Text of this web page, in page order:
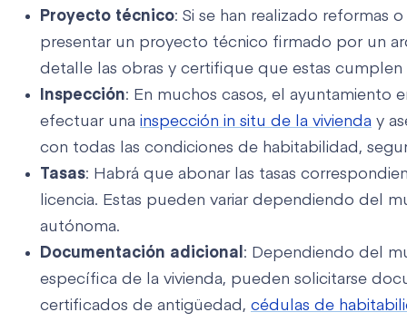
Proyecto técnico: Si se han realizado reformas
presentar un proyecto técnico firmado por un
detalle las obras y certifique que estas cumplen
Inspección: En muchos casos, el ayuntamiento
efectuar una inspección in situ de la vivienda y
con todas las condiciones de habitabilidad,
Tasas: Habrá que abonar las tasas
licencia. Estas pueden variar dependiendo del
autónoma.
Documentación adicional : Dependiendo del
específica de la vivienda, pueden solicitarse
certificados de antigüedad, cédulas de